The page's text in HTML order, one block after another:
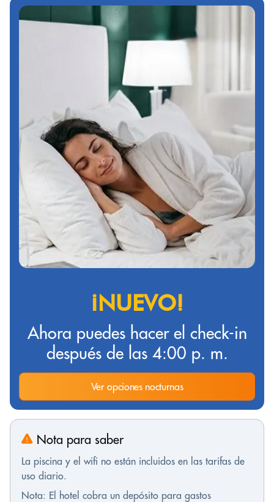
¡NUEVO!
Ahora puedes hacer el check-in
después de las 4:00 p. m.
Ver opciones nocturnas
Nota para saber
La piscina y el wifi no están incluidos en las tarifas de
uso diario.
Nota: El hotel cobra un depósito para gastos